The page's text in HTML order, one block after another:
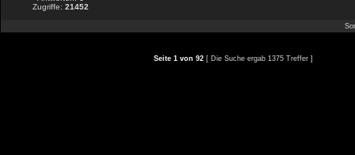
Zugriffe: 21452
Seite 1von 92[ Die Suche ergab 1375 Treffer ]